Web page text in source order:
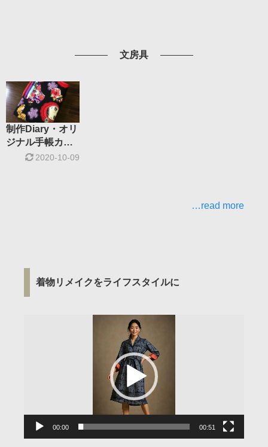
文房具
制作Diary・オリ
ジナル手帳カバ
2020-10-09
…read more
着物リメイクをライフスタイルに
00:00 00:51